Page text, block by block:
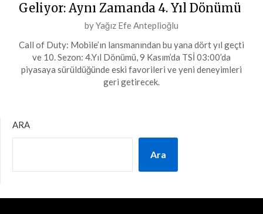
Geliyor: Aynı Zamanda 4. Yıl Dönümü
Posted
on
4
Kasım
2023
byYağız Efe Anteplioğlu
Call of Duty: Mobile’ın lansmanından bu yana dört yıl geçti
ve 10. Sezon: 4.Yıl Dönümü, 9 Kasım’da TSİ 03:00’da
piyasaya sürüldüğünde eski favorileri ve yeni deneyimleri
geri getirecek.
ARA
Ara